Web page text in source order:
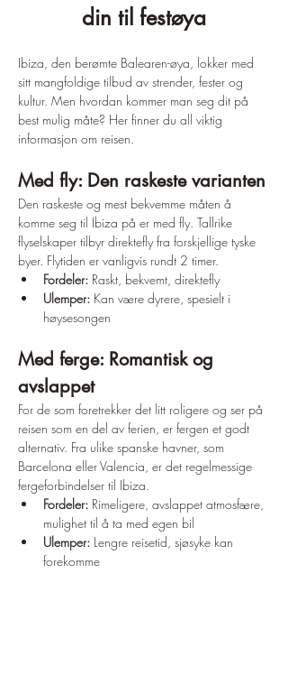
din til festøya
Ibiza, den berømte Balearen-øya, lokker med
sitt mangfoldige tilbud av strender, fester og
kultur. Men hvordan kommer man seg dit på
best mulig måte? Her finner du all viktig
informasjon om reisen.
Med fly: Den raskeste varianten
Den raskeste og mest bekvemme måten å
komme seg til Ibiza på er med fly. Tallrike
flyselskaper tilbyr direktefly fra forskjellige tyske
byer. Flytiden er vanligvis rundt 2 timer.
Fordeler: Raskt, bekvemt, direktefly
Ulemper: Kan være dyrere, spesielt i
høysesongen
Med ferge: Romantisk og
avslappet
For de som foretrekker det litt roligere og ser på
reisen som en del av ferien, er fergen et godt
alternativ. Fra ulike spanske havner, som
Barcelona eller Valencia, er det regelmessige
fergeforbindelser til Ibiza.
Fordeler: Rimeligere, avslappet atmosfære,
mulighet til å ta med egen bil
Ulemper: Lengre reisetid, sjøsyke kan
forekomme